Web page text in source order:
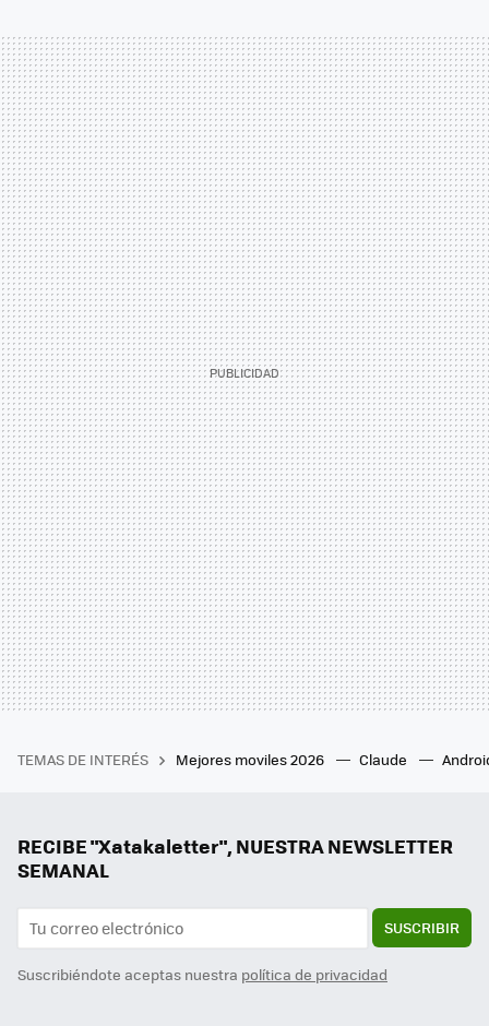
TEMAS DE INTERÉS Mejores moviles 2026 Claude
RECIBE "Xatakaletter", NUESTRA NEWSLETTER
SEMANAL
SUSCRIBIR
Suscribiéndote aceptas nuestra política de privacidad